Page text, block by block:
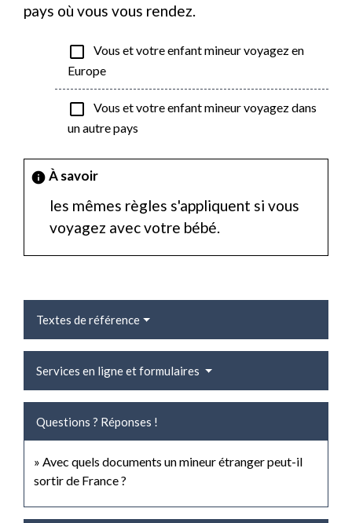
pays où vous vous rendez.
check_box_outline_blank
Vous et votre enfant mineur voyagez en
Europe
check_box_outline_blank
Vous et votre enfant mineur voyagez dans
un autre pays
info À savoir
les mêmes règles s'appliquent si vous
voyagez avec votre bébé.
Textes de référence
Services en ligne et formulaires
Questions ? Réponses !
Avec quels documents un mineur étranger peut-il
sortir de France ?